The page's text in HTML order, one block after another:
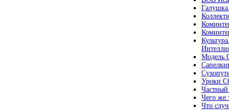
Модель
Уроки
Чего же
Что